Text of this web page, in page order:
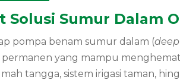
Solusi Sumur Dalam
pompa benam sumur dalam (
yang mampu
tangga, sistem irigasi taman,